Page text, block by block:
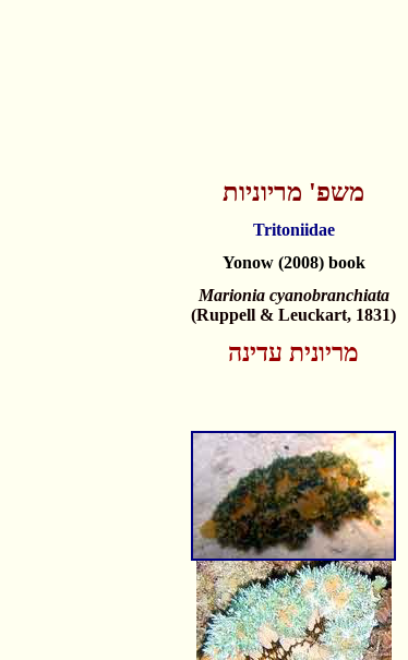
משפ' מריוניות
Tritoniidae
Yonow (2008) book
Marionia cyanobranchiata
(Ruppell & Leuckart, 1831)
מריונית עדינה